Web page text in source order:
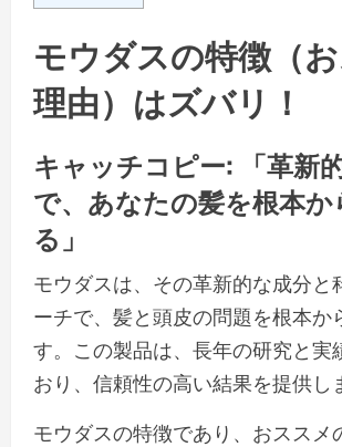
モウダスの特徴（
理由）はズバリ！
キャッチコピー: 「革新
で、あなたの髪を根本か
る」
モウダスは、その革新的な成分と
ーチで、髪と頭皮の問題を根本か
す。この製品は、長年の研究と実
おり、信頼性の高い結果を提供し
モウダスの特徴であり、おススメ